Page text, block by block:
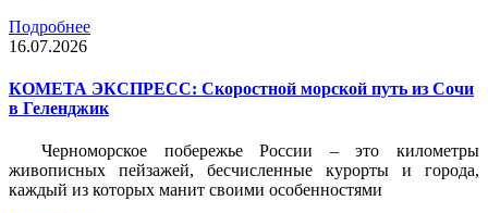
Подробнее
16.07.2026
КОМЕТА ЭКСПРЕСС: Скоростной морской путь из Сочи
в Геленджик
Черноморское побережье России – это километры
живописных пейзажей, бесчисленные курорты и города,
каждый из которых манит своими особенностями